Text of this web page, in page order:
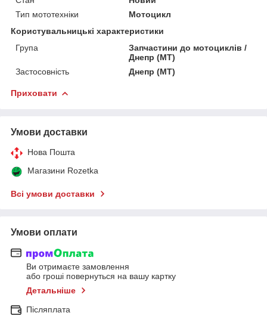
Тип мототехніки
Мотоцикл
Користувальницькі характеристики
Група
Запчастини до мотоциклів /
Днепр (МТ)
Застосовність
Днепр (МТ)
Приховати
Умови доставки
Нова Пошта
Магазини Rozetka
Всі умови доставки
Умови оплати
Ви отримаєте замовлення
або гроші повернуться на вашу картку
Детальніше
Післяплата